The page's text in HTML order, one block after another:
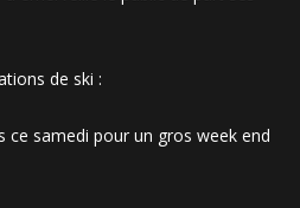
de ski :
ce samedi pour un gros week end